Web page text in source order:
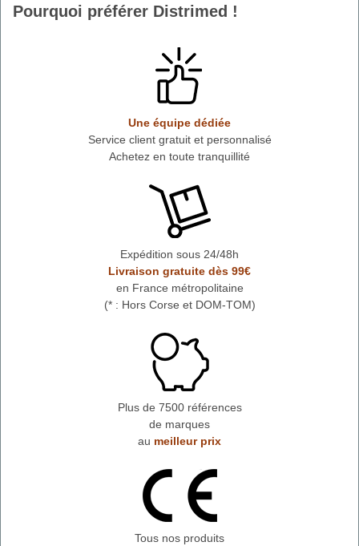
Pourquoi préférer Distrimed !
Une équipe dédiée
Service client gratuit et personnalisé
Achetez en toute tranquillité
Expédition sous 24/48h
Livraison gratuite dès 99€
en France métropolitaine
(* : Hors Corse et DOM-TOM)
Plus de 7500 références
de marques
au meilleur prix
Tous nos produits